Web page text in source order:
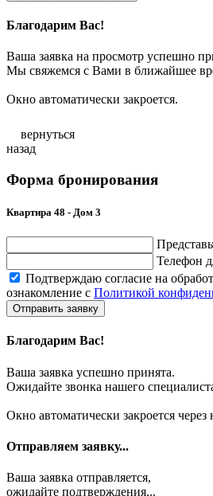
Благодарим Вас!
Ваша заявка на просмотр успешно
Мы свяжемся с Вами в ближайшее
Окно автоматически закроется.
вернуться
назад
Форма бронирования
Квартира 48 - Дом 3
Телефон
Подтверждаю согласие на
ознакомление с Политикой
Отправить заявку
Благодарим Вас!
Ваша заявка успешно принята.
Ожидайте звонка нашего
Окно автоматически закроется через
Отправляем заявку...
Ваша заявка отправляется,
ожидайте подтверждения...